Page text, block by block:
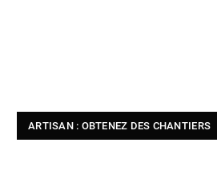
ARTISAN : OBTENEZ DES CHANTIERS